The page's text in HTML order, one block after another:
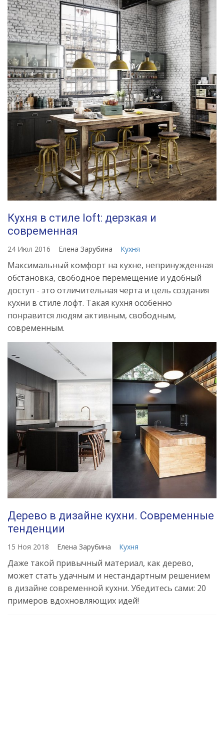
Кухня в стиле loft: дерзкая и
современная
24 Июл 2016 Елена Зарубина Кухня
Максимальный комфорт на кухне, непринужденная
обстановка, свободное перемещение и удобный
доступ - это отличительная черта и цель создания
кухни в стиле лофт. Такая кухня особенно
понравится людям активным, свободным,
современным.
Дерево в дизайне кухни. Современные
тенденции
15 Ноя 2018 Елена Зарубина Кухня
Даже такой привычный материал, как дерево,
может стать удачным и нестандартным решением
в дизайне современной кухни. Убедитесь сами: 20
примеров вдохновляющих идей!